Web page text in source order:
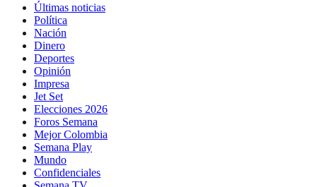
Últimas noticias
Política
Nación
Dinero
Deportes
Opinión
Impresa
Jet Set
Elecciones 2026
Foros Semana
Mejor Colombia
Semana Play
Mundo
Confidenciales